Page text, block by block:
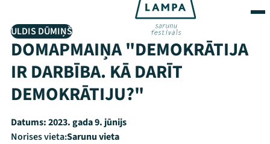
ULDIS DŪMIŅŠ
DOMAPMAIŅA "DEMOKRĀTIJA
IR DARBĪBA. KĀ DARĪT
DEMOKRĀTIJU?"
Datums:2023. gada 9. jūnijs
Norises vieta:Sarunu vieta